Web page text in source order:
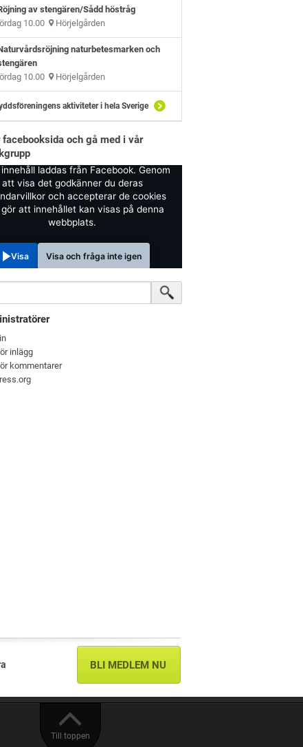
av stengären/Sådd höstråg
lördag 10.00 Hörjelgården
naturbetesmarken och
lördag 10.00 Hörjelgården
aktiviteter i hela Sverige
facebooksida och gå med i vår
laddas från Facebook. Genom
att visa det godkänner du deras
och accepterar de cookies
att innehållet kan visas på denna
webbplats.
Visa Visa och fråga inte igen
inlägg
kommentarer
BLI MEDLEM NU
Till toppen